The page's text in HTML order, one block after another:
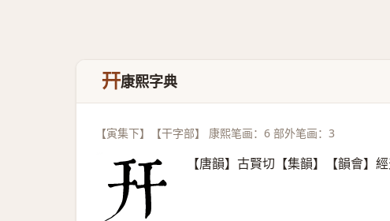
幵康熙字典
【寅集下】【干字部】 康熙笔画：6 部外笔画：3
【唐韻】古賢切【集韻】【韻會】經